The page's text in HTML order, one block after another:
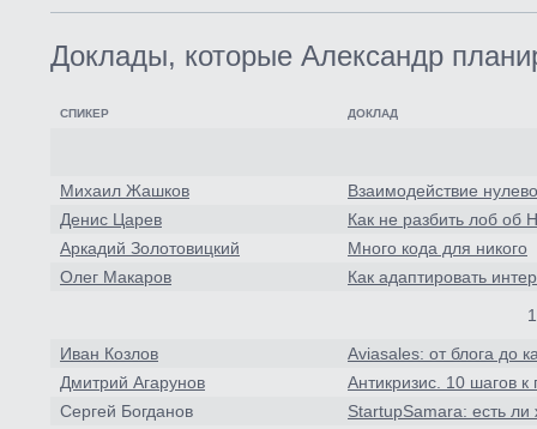
Доклады, которые Александр
СПИКЕР ДОКЛАД
Михаил Жашков
Взаимодействие
Денис Царев
Как не разбить лоб об
Аркадий Золотовицкий
Много кода для никого
Олег Макаров
Как адаптировать
Иван Козлов
Aviasales: от блога до
Дмитрий Агарунов
Антикризис. 10 шагов к
Сергей Богданов
StartupSаmara: есть